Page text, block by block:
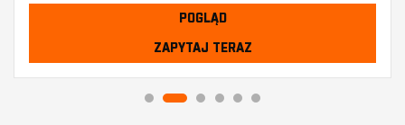
POGLĄD
ZAPYTAJ TERAZ